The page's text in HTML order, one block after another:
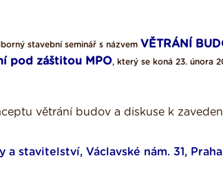
stavební seminář s názvem VĚTRÁNÍ
pod záštitou MPO, který se koná 23. února
větrání budov a diskuse k
stavitelství, Václavské nám. 31, Praha